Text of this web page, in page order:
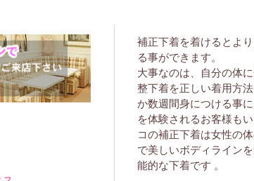
補正下着を着けるとよ
る事ができます。
大事なのは、自分の体
整下着を正しい着用方
か数週間身につける事
を体験されるお客様も
コの補正下着は女性の
で美しいボディライン
能的な下着です 。